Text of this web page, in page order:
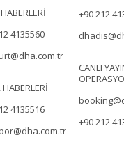
4135560
4135516
+90 212
CANLI
+90 212